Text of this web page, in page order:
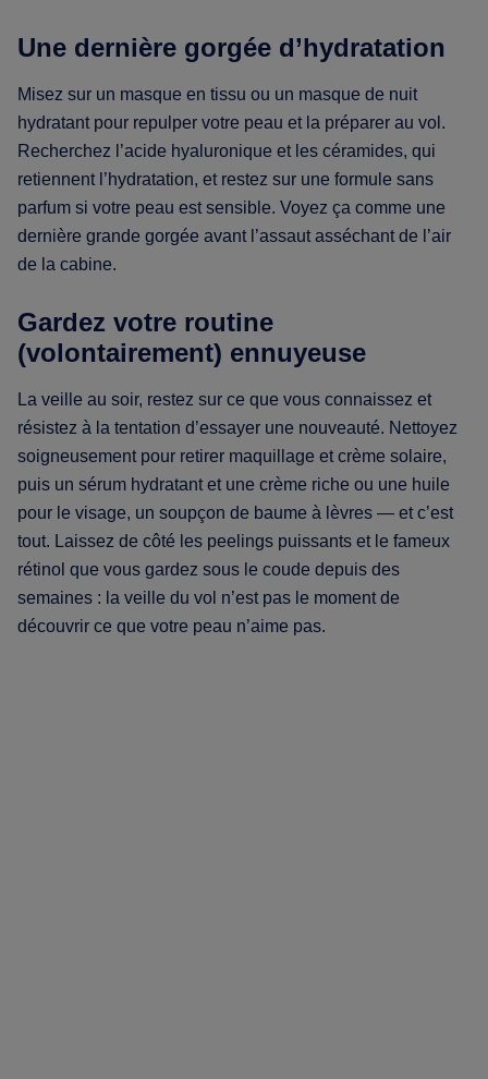
Une dernière gorgée d’hydratation
Misez sur un masque en tissu ou un masque de nuit
hydratant pour repulper votre peau et la préparer au vol.
Recherchez l’acide hyaluronique et les céramides, qui
retiennent l’hydratation, et restez sur une formule sans
parfum si votre peau est sensible. Voyez ça comme une
dernière grande gorgée avant l’assaut asséchant de l’air
de la cabine.
Gardez votre routine
(volontairement) ennuyeuse
La veille au soir, restez sur ce que vous connaissez et
résistez à la tentation d’essayer une nouveauté. Nettoyez
soigneusement pour retirer maquillage et crème solaire,
puis un sérum hydratant et une crème riche ou une huile
pour le visage, un soupçon de baume à lèvres — et c’est
tout. Laissez de côté les peelings puissants et le fameux
rétinol que vous gardez sous le coude depuis des
semaines : la veille du vol n’est pas le moment de
découvrir ce que votre peau n’aime pas.